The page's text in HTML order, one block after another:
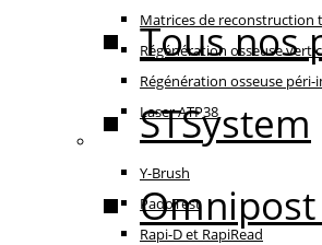
Matrices de reconstruction
Régénération osseuse
Régénération osseuse
Laser ATP38
Oral Care
Y-Brush
PadoTest
Rapi-D et RapiRead
Tous nos
STSystem
Omnipost